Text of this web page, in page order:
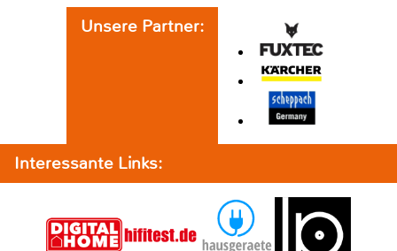
Unsere Partner:
Interessante Links: